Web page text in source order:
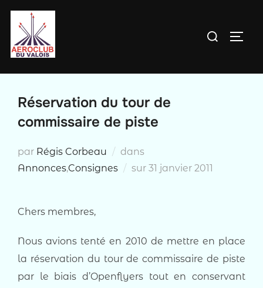
contenu
Rechercher :
Réservation du tour de
commissaire de piste
par Régis Corbeau
dans
Annonces,Consignes sur Publié
31 janvier 2011
Chers membres,
Nous avions tenté en 2010 de mettre en place
la réservation du tour de commissaire de piste
par le biais d’Openflyers tout en conservant